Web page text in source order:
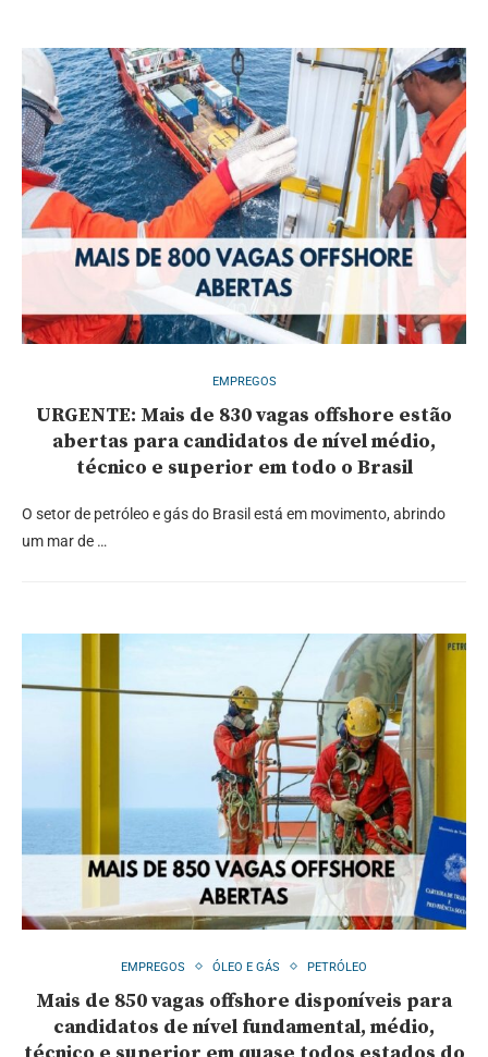
EMPREGOS
URGENTE: Mais de 830 vagas offshore estão
abertas para candidatos de nível médio,
técnico e superior em todo o Brasil
O setor de petróleo e gás do Brasil está em movimento, abrindo
um mar de …
EMPREGOS ÓLEO E GÁS PETRÓLEO
Mais de 850 vagas offshore disponíveis para
candidatos de nível fundamental, médio,